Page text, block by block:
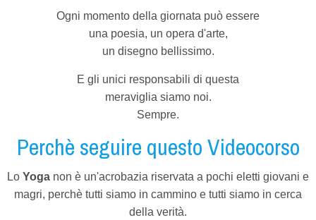
Ogni momento della giornata può essere
una poesia, un opera d'arte,
un disegno bellissimo.
E gli unici responsabili di questa
meraviglia siamo noi.
Sempre.
Perchè seguire questo Videocorso
Lo Yoga non è un'acrobazia riservata a pochi eletti giovani e
magri, perchè tutti siamo in cammino e tutti siamo in cerca
della verità.